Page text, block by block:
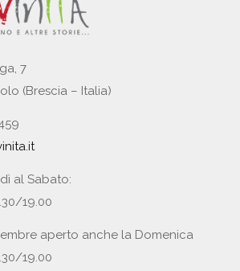
7
(Brescia – Italia)
al Sabato:
19.00
aperto anche la Domenica
19.00